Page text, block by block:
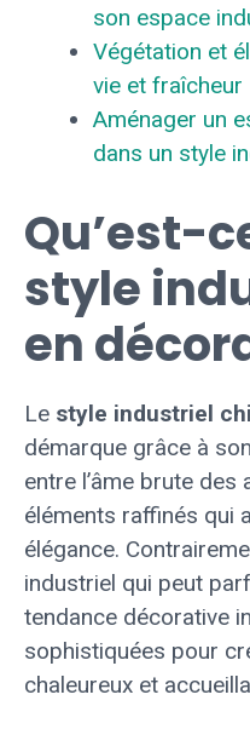
son espace
Végétation et
vie et fraîcheur
Aménager un
dans un style
Qu’est-
style
en
Le style industriel
démarque grâce à
entre l’âme brute des
éléments raffinés qui
élégance.
industriel qui peut
tendance décorative
sophistiquées pour
chaleureux et